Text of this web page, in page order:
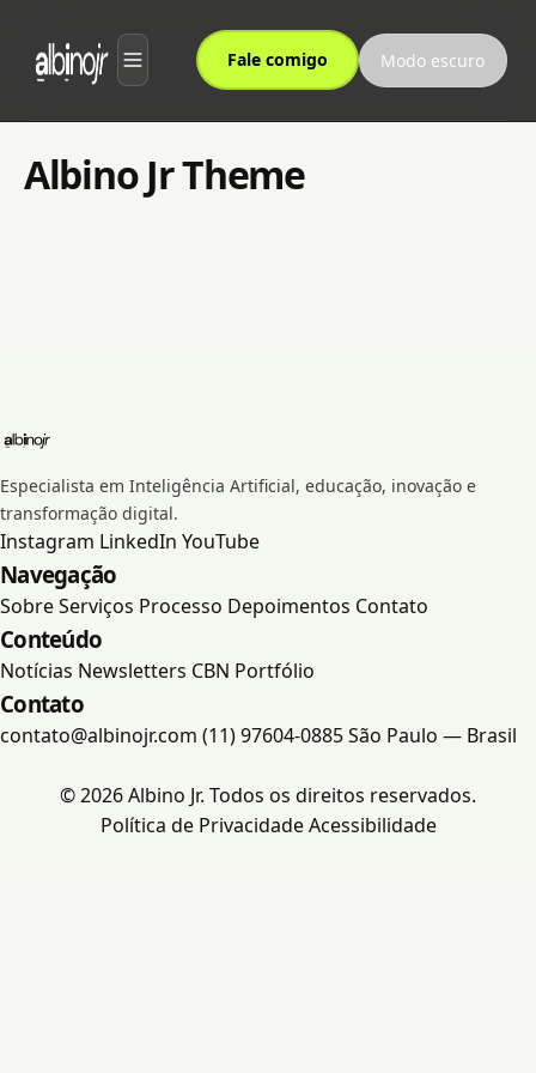
Fale comigo Modo escuro
CBN
Portfólio
Contato
Albino Jr Theme
Especialista em Inteligência Artificial, educação, inovação e
transformação digital.
Instagram LinkedIn YouTube
Navegação
SobreServiços Processo Depoimentos Contato
Conteúdo
Notícias Newsletters CBN Portfólio
Contato
contato@albinojr.com (11) 97604-0885São Paulo — Brasil
© 2026 Albino Jr. Todos os direitos reservados.
Política de Privacidade Acessibilidade